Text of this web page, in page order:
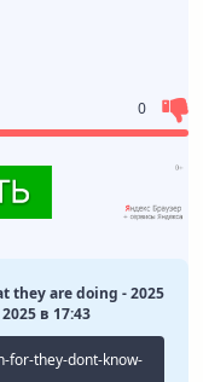
0
they are doing - 2025
в 17:43
for-they-dont-know-